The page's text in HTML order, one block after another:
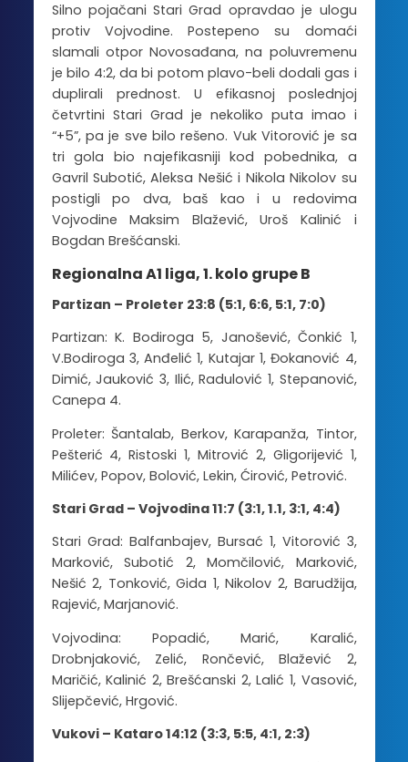
Silno pojačani Stari Grad opravdao je ulogu
protiv Vojvodine. Postepeno su domaći
slamali otpor Novosađana, na poluvremenu
je bilo 4:2, da bi potom plavo-beli dodali gas i
duplirali prednost. U efikasnoj poslednjoj
četvrtini Stari Grad je nekoliko puta imao i
“+5”, pa je sve bilo rešeno. Vuk Vitorović je sa
tri gola bio najefikasniji kod pobednika, a
Gavril Subotić, Aleksa Nešić i Nikola Nikolov su
postigli po dva, baš kao i u redovima
Vojvodine Maksim Blažević, Uroš Kalinić i
Bogdan Brešćanski.
Regionalna A1 liga, 1. kolo grupe B
Partizan – Proleter 23:8 (5:1, 6:6, 5:1, 7:0)
Partizan: K. Bodiroga 5, Janošević, Čonkić 1,
V.Bodiroga 3, Anđelić 1, Kutajar 1, Đokanović 4,
Dimić, Jauković 3, Ilić, Radulović 1, Stepanović,
Canepa 4.
Proleter: Šantalab, Berkov, Karapanža, Tintor,
Pešterić 4, Ristoski 1, Mitrović 2, Gligorijević 1,
Milićev, Popov, Bolović, Lekin, Ćirović, Petrović.
Stari Grad – Vojvodina 11:7 (3:1, 1.1, 3:1, 4:4)
Stari Grad: Balfanbajev, Bursać 1, Vitorović 3,
Marković, Subotić 2, Momčilović, Marković,
Nešić 2, Tonković, Gida 1, Nikolov 2, Barudžija,
Rajević, Marjanović.
Vojvodina: Popadić, Marić, Karalić,
Drobnjaković, Zelić, Rončević, Blažević 2,
Maričić, Kalinić 2, Brešćanski 2, Lalić 1, Vasović,
Slijepčević, Hrgović.
Vukovi – Kataro 14:12 (3:3, 5:5, 4:1, 2:3)